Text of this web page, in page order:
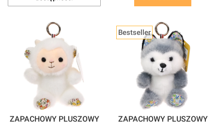
ZAPACHOWY PLUSZOWY
Bestseller
ZAPACHOWY PLUSZOWY